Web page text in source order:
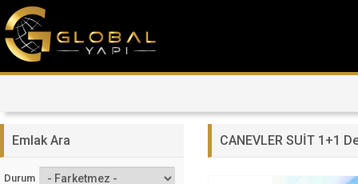
Emlak Ara
Durum
CANEVLER SUİT 1+1